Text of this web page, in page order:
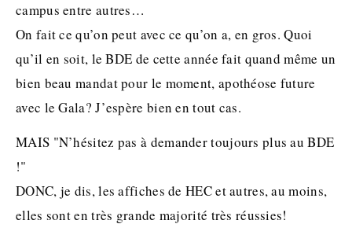
campus entre autres…
On fait ce qu’on peut avec ce qu’on a, en gros. Quoi
qu’il en soit, le BDE de cette année fait quand même un
bien beau mandat pour le moment, apothéose future
avec le Gala? J’espère bien en tout cas.
MAIS "N’hésitez pas à demander toujours plus au BDE
!"
DONC, je dis, les affiches de HEC et autres, au moins,
elles sont en très grande majorité très réussies!